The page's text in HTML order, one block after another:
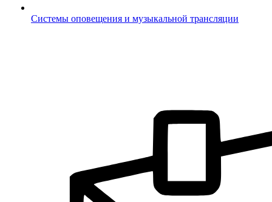
Системы оповещения и музыкальной трансляции